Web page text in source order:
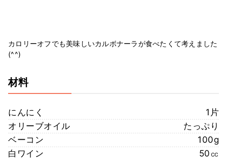
カロリーオフでも美味しいカルボナーラが食べたくて考えました
(^^)
材料
にんにく
1片
オリーブオイル
たっぷり
ベーコン
100g
白ワイン
50㏄